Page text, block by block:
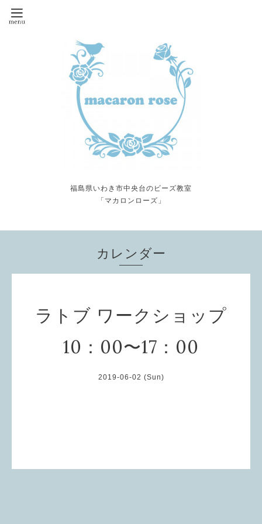
福島県いわき市中央台のビーズ教室
「マカロンローズ」
カレンダー
ラトブ ワークショップ
10：00〜17：00
2019-06-02 (Sun)